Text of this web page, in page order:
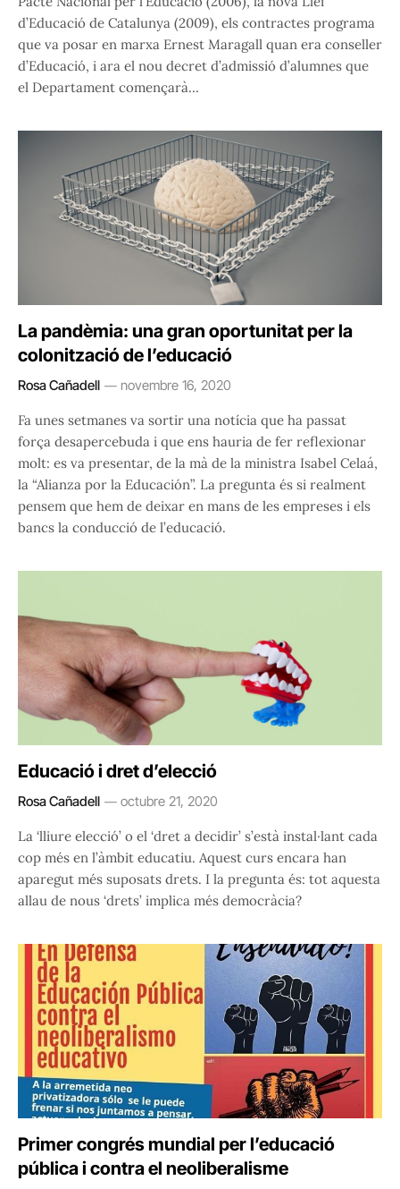
d’Educació de Catalunya (2009), els contractes programa
que va posar en marxa Ernest Maragall quan era conseller
d’Educació, i ara el nou decret d’admissió d’alumnes que
el Departament començarà…
La pandèmia: una gran oportunitat per la
colonització de l’educació
Rosa Cañadell novembre 16, 2020
Fa unes setmanes va sortir una notícia que ha passat
força desapercebuda i que ens hauria de fer reflexionar
molt: es va presentar, de la mà de la ministra Isabel Celaá,
la “Alianza por la Educación”. La pregunta és si realment
pensem que hem de deixar en mans de les empreses i els
bancs la conducció de l’educació.
Educació i dret d’elecció
Rosa Cañadell octubre 21, 2020
La ‘lliure elecció’ o el ‘dret a decidir’ s’està instal·lant cada
cop més en l’àmbit educatiu. Aquest curs encara han
aparegut més suposats drets. I la pregunta és: tot aquesta
allau de nous ‘drets’ implica més democràcia?
Primer congrés mundial per l’educació
pública i contra el neoliberalisme